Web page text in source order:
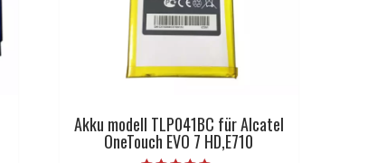
Akku modell TLP041BC für Alcatel
OneTouch EVO 7 HD,E710